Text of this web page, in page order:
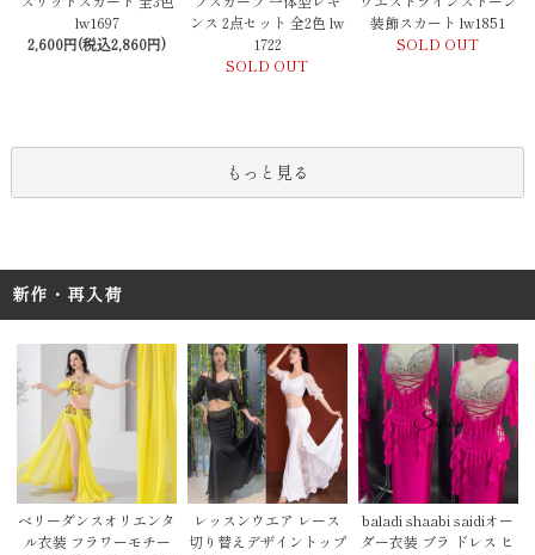
lw1697
2,600円(税込2,860円)
ンス 2点セット 全2色 lw
1722
SOLD OUT
装飾スカート lw1851
SOLD OUT
もっと見る
新作・再入荷
ベリーダンスオリエンタ
ル衣装 フラワーモチー
レッスンウエア レース
切り替えデザイントップ
baladi shaabi saidiオー
ダー衣装 ブラ ドレス ヒ